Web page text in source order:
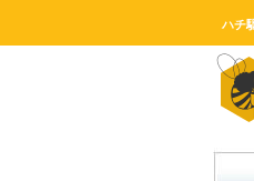
ハチ